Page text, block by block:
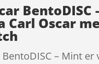
BentoDISC
Carl Oscar
– Mint er